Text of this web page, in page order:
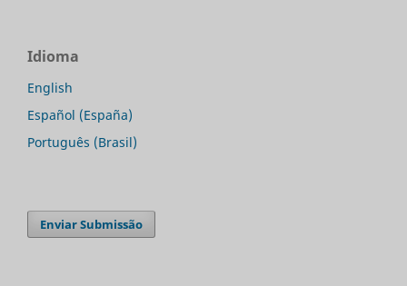
Idioma
English
Español (España)
Português (Brasil)
Enviar Submissão